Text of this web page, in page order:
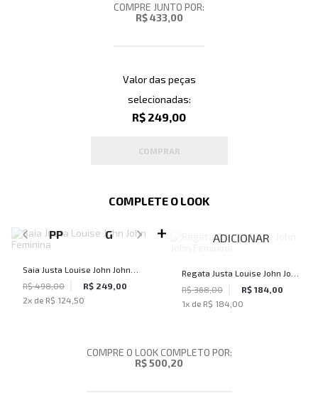
COMPRE JUNTO POR:
R$ 433,00
Valor das peças
selecionadas:
R$ 249,00
COMPRAR
COMPLETE O LOOK
PP G
Saia Justa Louise John John
Feminina
R$ 498,00
R$ 249,00
2x de R$ 124,50
ADICIONAR
Regata Justa Louise John John
Feminina
R$ 368,00
R$ 184,00
1x de R$ 184,00
COMPRE O LOOK COMPLETO POR:
R$ 500,20